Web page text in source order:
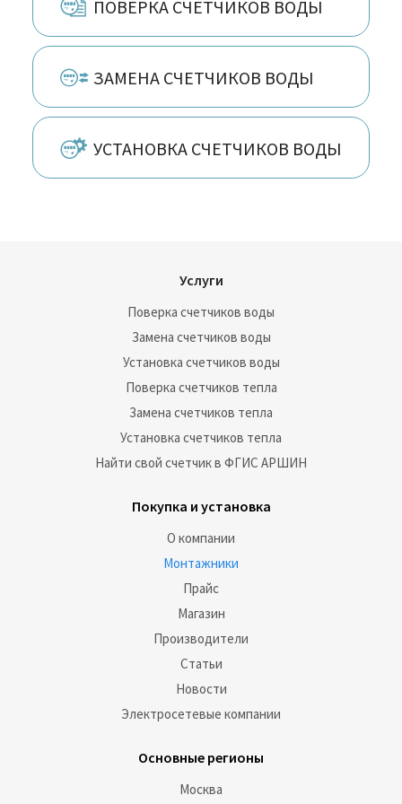
Ростов-на Дону, Рошаль, Руза, Рыбинск,
Серпухов, Солнечногорск, Ступино,
Таганрог, Талдом, Тверь, Томск, Фрязино,
Химки, Черноголовка, Чехов, Шатура,
Щёлково, Электрогорск, Электросталь,
Ярославль
ПОВЕРКА СЧЕТЧИКОВ ВОДЫ
ЗАМЕНА СЧЕТЧИКОВ ВОДЫ
УСТАНОВКА СЧЕТЧИКОВ ВОДЫ
Услуги
Поверка счетчиков воды
Замена счетчиков воды
Установка счетчиков воды
Поверка счетчиков тепла
Замена счетчиков тепла
Установка счетчиков тепла
Найти свой счетчик в ФГИС АРШИН
Покупка и установка
О компании
Монтажники
Прайс
Магазин
Производители
Статьи
Новости
Электросетевые компании
Основные регионы
Москва